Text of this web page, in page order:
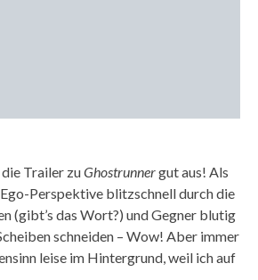
die Trailer zuGhostrunnergut aus! Als
Perspektive blitzschnell durch die
(gibt’s das Wort?) und Gegner blutig
schneiden – Wow! Aber immer
leise im Hintergrund, weil ich auf